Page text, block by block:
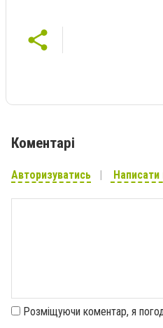
Коментарі
Авторизуватись
Розміщуючи коментар, я